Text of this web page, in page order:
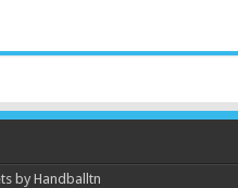
by Handballtn